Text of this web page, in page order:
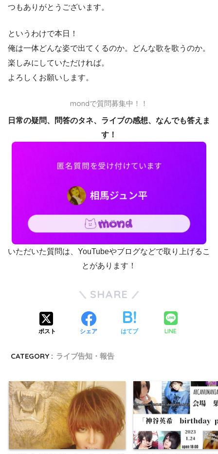
つもありがとうございます。
というわけで本日！
俺は一体どんな姿で出てくるのか。どんな歌を歌うのか。
楽しみにしていただければ。
よろしくお願いします。
mondで質問募集中！！
日常の疑問、問答のタネ、ライブの感想、なんでも答えま
す！
いただいた質問は、YouTubeやブログなどで取り上げるこ
とがあります！
SHARE
ポスト シェア はてブ LINE
CATEGORY : ライブ告知・報告